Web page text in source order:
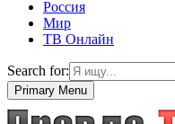
Россия
Мир
ТВ Онлайн
Search for:
Primary Menu